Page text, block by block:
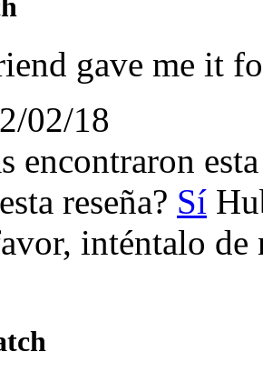
gave me it
02/18
encontraron
reseña? Sí
inténtalo de